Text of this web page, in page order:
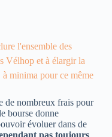
l'ensemble des
Vélhop et à élargir la
à minima pour ce même
de nombreux frais pour
bourse donne
évoluer dans de
pas toujours